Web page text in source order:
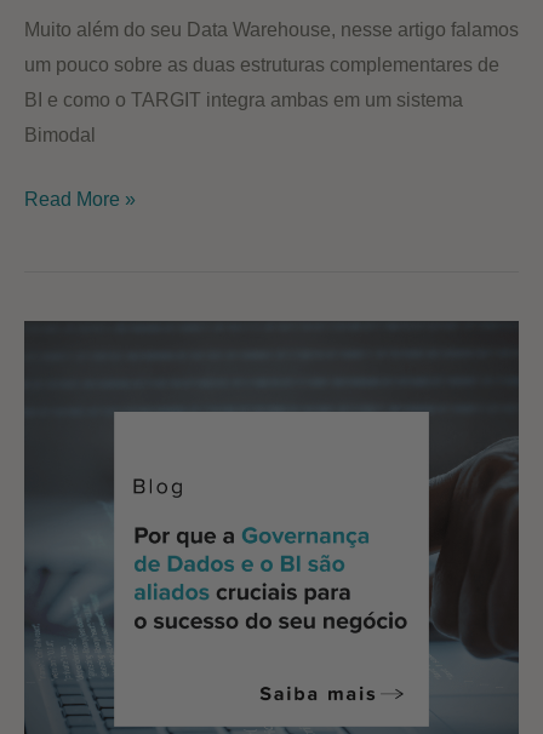
Muito além do seu Data Warehouse, nesse artigo falamos
um pouco sobre as duas estruturas complementares de
BI e como o TARGIT integra ambas em um sistema
Bimodal
TARGIT
Read More »